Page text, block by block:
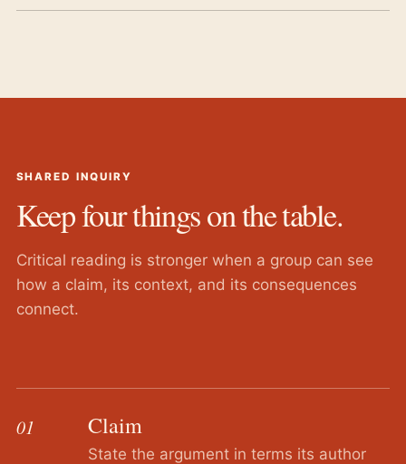
SHARED INQUIRY
Keep four things on the table.
Critical reading is stronger when a group can see
how a claim, its context, and its consequences
connect.
01 Claim
State the argument in terms its author